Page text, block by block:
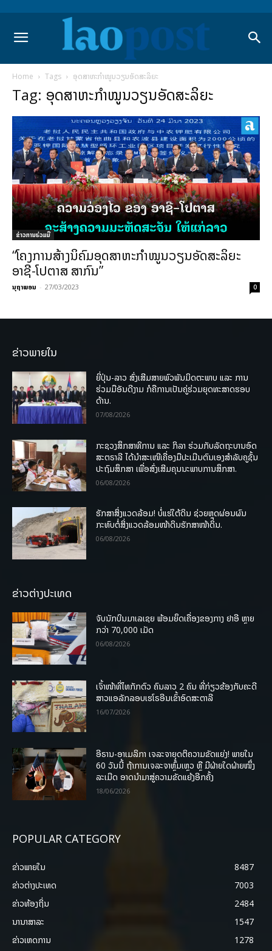
Home Tags ອຸດສາຫະກໍາໝູນວຽນອັດສະລິຍະ
Tag: ອຸດສາຫະກໍາໝູນວຽນອັດສະລິຍະ
ຂ່າວການຮ່ວມມື
“ໂຄງການສ້າງນິຄົມອຸດສາຫະກໍາໝູນວຽນອັດສະລິຍະ
ອາຊີ-ໂປຕາສ ສາກົນ”
ນຸຖາພອນ - 27/03/2023 0
ຂ່າວພາຍໃນ
ຍີ່ປຸ່ນ-ລາວ ສົ່ງເສີມສາຍພົວພັນມິດຕະພາບ ແລະ ການ
ຮ່ວມມືອັນດີງາມ ກໍຄືການເປັນຄູ່ຮ່ວມຍຸດທະສາດຮອບ
ດ້ານ.
07/08/2026
ກະຊວງສຶກສາທິການ ແລະ ກິລາ ຮ່ວມກັບລັດຖະບານອົດ
ສະຕຣາລີ ໄດ້ນຳສະເໜີເຄື່ອງມືປະເມີນຕົນເອງສຳລັບຄູຊັ້ນ
ປະຖົມສຶກສາ ເພື່ອສົ່ງເສີມຄຸນນະພາບການສຶກສາ.
06/08/2026
ຮັກສາສິ່ງແວດລ້ອມ! ບໍ່ແຮ່ໃຕ້ດິນ ຊ່ວຍຫຼຸດຜ່ອນຜົນ
ກະທົບຕໍ່ສິ່ງແວດລ້ອມໜ້າດິນຮັກສາໜ້າດິນ.
06/08/2026
ຂ່າວຕ່າງປະເທດ
ຈັບນັກບິນມາເລເຊຍ ພ້ອມຍຶດເຄື່ອງຂອງກາງ ຢາອີ ຫຼາຍ
ກວ່າ 70,000 ເມັດ
06/08/2026
ເຈົ້າໜ້າທີ່ໄທກັກຕົວ ຄົນລາວ 2 ຄົນ ທີ່ກ່ຽວຂ້ອງກັບຄະດີ
ສາວແອລັກລອບເຮໂຣອີນເຂົ້າອົດສະຕາລີ
16/07/2026
ອີຣານ-ອາເມລິກາ ເຈລະຈາຍຸດຕິຄວາມຂັດແຍ່ງ! ພາຍໃນ
60 ວັນນີ້ ຖ້າການເຈລະຈາຫຼົ້ມເຫຼວ ຫຼື ມີຝ່າຍໃດຝ່າຍໜຶ່ງ
ລະເມີດ ອາດນໍາມາສູ່ຄວາມຂັດແຍ້ງອີກຄັ້ງ
18/06/2026
POPULAR CATEGORY
ຂ່າວພາຍ​ໃນ
8487
ຂ່າວຕ່າງປະເທດ
7003
ຂ່າວທ້ອງຖິ່ນ
2484
ນານາສາລະ
1547
ຂ່າວເຫດການ
1278